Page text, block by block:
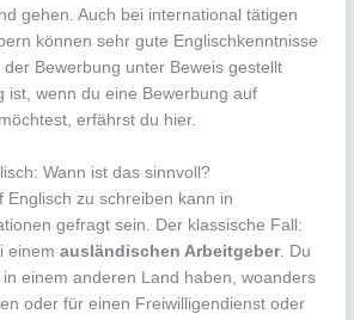
gehen. Auch bei international tätigen
können sehr gute Englischkenntnisse
Bewerbung unter Beweis gestellt
ist, wenn du eine Bewerbung auf
erfährst du hier.
Wann ist das sinnvoll?
Englisch zu schreiben kann in
gefragt sein. Der klassische Fall:
einem ausländischen Arbeitgeber. Du
einem anderen Land haben, woanders
oder für einen Freiwilligendienst oder